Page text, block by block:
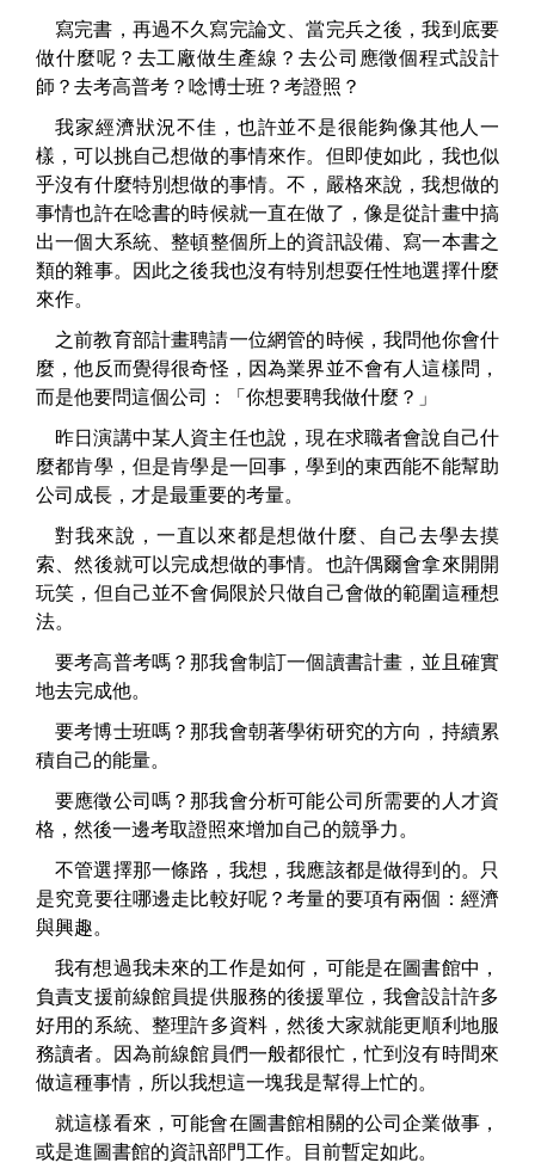
寫完書，再過不久寫完論文、當完兵之後，我到底要
做什麼呢？去工廠做生產線？去公司應徵個程式設計
師？去考高普考？唸博士班？考證照？
我家經濟狀況不佳，也許並不是很能夠像其他人一
樣，可以挑自己想做的事情來作。但即使如此，我也似
乎沒有什麼特別想做的事情。不，嚴格來說，我想做的
事情也許在唸書的時候就一直在做了，像是從計畫中搞
出一個大系統、整頓整個所上的資訊設備、寫一本書之
類的雜事。因此之後我也沒有特別想耍任性地選擇什麼
來作。
之前教育部計畫聘請一位網管的時候，我問他你會什
麼，他反而覺得很奇怪，因為業界並不會有人這樣問，
而是他要問這個公司：「你想要聘我做什麼？」
昨日演講中某人資主任也說，現在求職者會說自己什
麼都肯學，但是肯學是一回事，學到的東西能不能幫助
公司成長，才是最重要的考量。
對我來說，一直以來都是想做什麼、自己去學去摸
索、然後就可以完成想做的事情。也許偶爾會拿來開開
玩笑，但自己並不會侷限於只做自己會做的範圍這種想
法。
要考高普考嗎？那我會制訂一個讀書計畫，並且確實
地去完成他。
要考博士班嗎？那我會朝著學術研究的方向，持續累
積自己的能量。
要應徵公司嗎？那我會分析可能公司所需要的人才資
格，然後一邊考取證照來增加自己的競爭力。
不管選擇那一條路，我想，我應該都是做得到的。只
是究竟要往哪邊走比較好呢？考量的要項有兩個：經濟
與興趣。
我有想過我未來的工作是如何，可能是在圖書館中，
負責支援前線館員提供服務的後援單位，我會設計許多
好用的系統、整理許多資料，然後大家就能更順利地服
務讀者。因為前線館員們一般都很忙，忙到沒有時間來
做這種事情，所以我想這一塊我是幫得上忙的。
就這樣看來，可能會在圖書館相關的公司企業做事，
或是進圖書館的資訊部門工作。目前暫定如此。